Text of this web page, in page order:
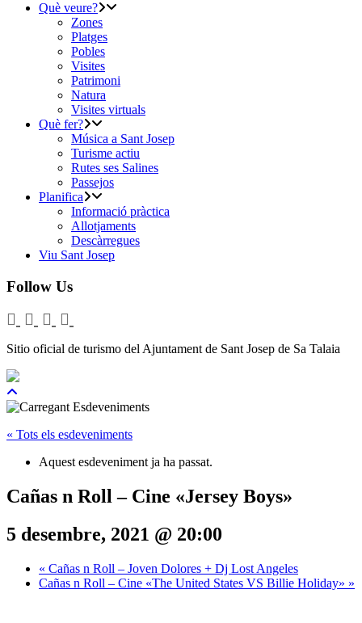
Què veure?
Zones
Platges
Pobles
Visites
Patrimoni
Natura
Visites virtuals
Què fer?
Música a Sant Josep
Turisme actiu
Rutes ses Salines
Passejos
Planifica
Informació pràctica
Allotjaments
Descàrregues
Viu Sant Josep
Follow Us
Sitio oficial de turismo del Ajuntament de Sant Josep de Sa Talaia
« Tots els esdeveniments
Aquest esdeveniment ja ha passat.
Cañas n Roll – Cine «Jersey Boys»
5 desembre, 2021 @ 20:00
« Cañas n Roll – Joven Dolores + Dj Lost Angeles
Cañas n Roll – Cine «The United States VS Billie Holiday» »